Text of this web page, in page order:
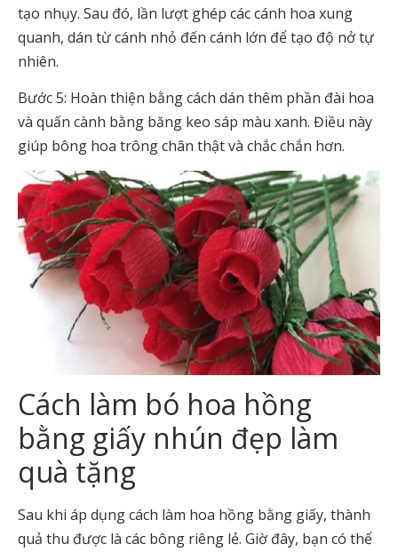
tạo nhụy. Sau đó, lần lượt ghép các cánh hoa xung
quanh, dán từ cánh nhỏ đến cánh lớn để tạo độ nở tự
nhiên.
Bước 5: Hoàn thiện bằng cách dán thêm phần đài hoa
và quấn cành bằng băng keo sáp màu xanh. Điều này
giúp bông hoa trông chân thật và chắc chắn hơn.
Cách làm bó hoa hồng
bằng giấy nhún đẹp làm
quà tặng
Sau khi áp dụng cách làm hoa hồng bằng giấy, thành
quả thu được là các bông riêng lẻ. Giờ đây, bạn có thể